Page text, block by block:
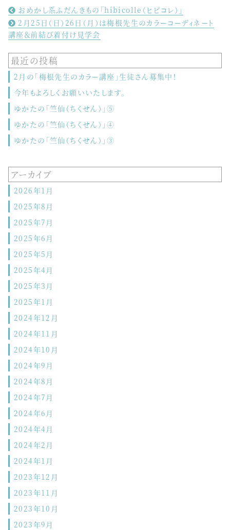
おめかし系ふだんきもの「hibicolle（ヒビコレ）」
2月25日（日）26日（月）は梅根先生のカラーコーディネート
講座＆前結び着付け見学会
最近の投稿
2月の「梅根先生のカラー講座」生徒さん募集中！
今年もよろしくお願いいたします。
ゆかたの「竺仙（ちくせん）」⑤
ゆかたの「竺仙（ちくせん）」④
ゆかたの「竺仙（ちくせん）」③
アーカイブ
2026年1月
2025年8月
2025年7月
2025年6月
2025年5月
2025年4月
2025年3月
2025年1月
2024年12月
2024年11月
2024年10月
2024年9月
2024年8月
2024年7月
2024年6月
2024年4月
2024年2月
2024年1月
2023年12月
2023年11月
2023年10月
2023年9月